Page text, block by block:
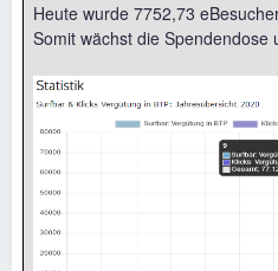
Heute wurde 7752,73
Somit wächst die Spendendose